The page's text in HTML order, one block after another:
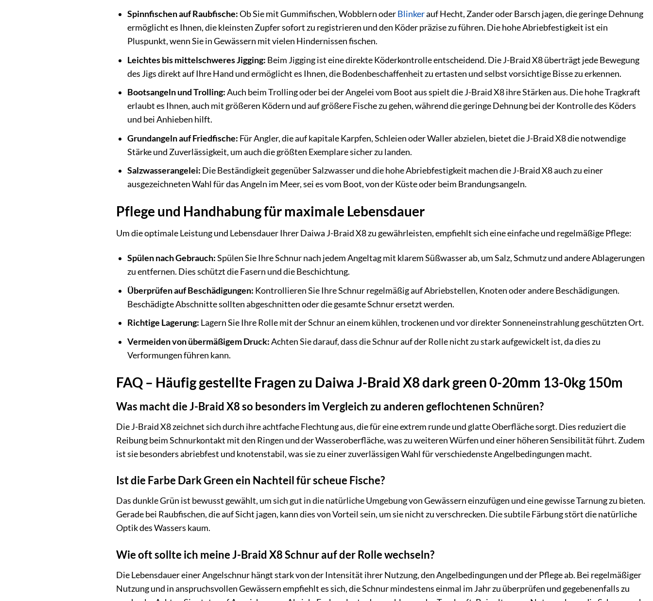
Spinnfischen auf Raubfische:Ob Sie mit Gummifischen, Wobblern oderBlinkerauf Hecht, Zander oder Barsch jagen, die geringe Dehnung
ermöglicht es Ihnen, die kleinsten Zupfer sofort zu registrieren und den Köder präzise zu führen. Die hohe Abriebfestigkeit ist ein
Pluspunkt, wenn Sie in Gewässern mit vielen Hindernissen fischen.
Leichtes bis mittelschweres Jigging: Beim Jigging ist eine direkte Köderkontrolle entscheidend. Die J-Braid X8 überträgt jede Bewegung
des Jigs direkt auf Ihre Hand und ermöglicht es Ihnen, die Bodenbeschaffenheit zu ertasten und selbst vorsichtige Bisse zu erkennen.
Bootsangeln und Trolling:Auch beim Trolling oder bei der Angelei vom Boot aus spielt die J-Braid X8 ihre Stärken aus. Die hohe Tragkraft
erlaubt es Ihnen, auch mit größeren Ködern und auf größere Fische zu gehen, während die geringe Dehnung bei der Kontrolle des Köders
und bei Anhieben hilft.
Grundangeln auf Friedfische: Für Angler, die auf kapitale Karpfen, Schleien oder Waller abzielen, bietet die J-Braid X8 die notwendige
Stärke und Zuverlässigkeit, um auch die größten Exemplare sicher zu landen.
Salzwasserangelei: Die Beständigkeit gegenüber Salzwasser und die hohe Abriebfestigkeit machen die J-Braid X8 auch zu einer
ausgezeichneten Wahl für das Angeln im Meer, sei es vom Boot, von der Küste oder beim Brandungsangeln.
Pflege und Handhabung für maximale Lebensdauer
Um die optimale Leistung und Lebensdauer Ihrer Daiwa J-Braid X8 zu gewährleisten, empfiehlt sich eine einfache und regelmäßige Pflege:
Spülen nach Gebrauch:Spülen Sie Ihre Schnur nach jedem Angeltag mit klarem Süßwasser ab, um Salz, Schmutz und andere Ablagerungen
zu entfernen. Dies schützt die Fasern und die Beschichtung.
Überprüfen auf Beschädigungen: Kontrollieren Sie Ihre Schnur regelmäßig auf Abriebstellen, Knoten oder andere Beschädigungen.
Beschädigte Abschnitte sollten abgeschnitten oder die gesamte Schnur ersetzt werden.
Richtige Lagerung: Lagern Sie Ihre Rolle mit der Schnur an einem kühlen, trockenen und vor direkter Sonneneinstrahlung geschützten Ort.
Vermeiden von übermäßigem Druck:Achten Sie darauf, dass die Schnur auf der Rolle nicht zu stark aufgewickelt ist, da dies zu
Verformungen führen kann.
FAQ – Häufig gestellte Fragen zu Daiwa J-Braid X8 dark green 0-20mm 13-0kg 150m
Was macht die J-Braid X8 so besonders im Vergleich zu anderen geflochtenen Schnüren?
Die J-Braid X8 zeichnet sich durch ihre achtfache Flechtung aus, die für eine extrem runde und glatte Oberfläche sorgt. Dies reduziert die
Reibung beim Schnurkontakt mit den Ringen und der Wasseroberfläche, was zu weiteren Würfen und einer höheren Sensibilität führt. Zudem
ist sie besonders abriebfest und knotenstabil, was sie zu einer zuverlässigen Wahl für verschiedenste Angelbedingungen macht.
Ist die Farbe Dark Green ein Nachteil für scheue Fische?
Das dunkle Grün ist bewusst gewählt, um sich gut in die natürliche Umgebung von Gewässern einzufügen und eine gewisse Tarnung zu bieten.
Gerade bei Raubfischen, die auf Sicht jagen, kann dies von Vorteil sein, um sie nicht zu verschrecken. Die subtile Färbung stört die natürliche
Optik des Wassers kaum.
Wie oft sollte ich meine J-Braid X8 Schnur auf der Rolle wechseln?
Die Lebensdauer einer Angelschnur hängt stark von der Intensität ihrer Nutzung, den Angelbedingungen und der Pflege ab. Bei regelmäßiger
Nutzung und in anspruchsvollen Gewässern empfiehlt es sich, die Schnur mindestens einmal im Jahr zu überprüfen und gegebenenfalls zu